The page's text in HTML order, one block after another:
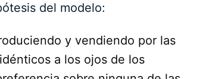
del modelo:
y vendiendo por las
a los ojos de los